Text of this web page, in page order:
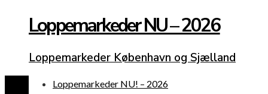
Loppemarkeder NU – 2026
Loppemarkeder København og Sjælland
Loppemarkeder NU! – 2026